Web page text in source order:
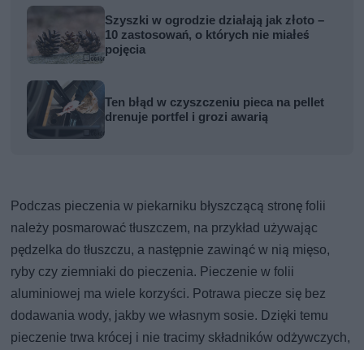
Szyszki w ogrodzie działają jak złoto –
10 zastosowań, o których nie miałeś
pojęcia
Ten błąd w czyszczeniu pieca na pellet
drenuje portfel i grozi awarią
Podczas pieczenia w piekarniku błyszczącą stronę folii
należy posmarować tłuszczem, na przykład używając
pędzelka do tłuszczu, a następnie zawinąć w nią mięso,
ryby czy ziemniaki do pieczenia. Pieczenie w folii
aluminiowej ma wiele korzyści. Potrawa piecze się bez
dodawania wody, jakby we własnym sosie. Dzięki temu
pieczenie trwa krócej i nie tracimy składników odżywczych,